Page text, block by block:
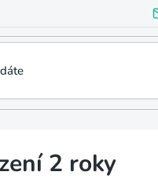
2 roky